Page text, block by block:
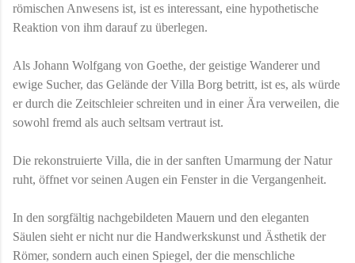
römischen Anwesens ist, ist es interessant, eine hypothetische
Reaktion von ihm darauf zu überlegen.
Als Johann Wolfgang von Goethe, der geistige Wanderer und
ewige Sucher, das Gelände der Villa Borg betritt, ist es, als würde
er durch die Zeitschleier schreiten und in einer Ära verweilen, die
sowohl fremd als auch seltsam vertraut ist.
Die rekonstruierte Villa, die in der sanften Umarmung der Natur
ruht, öffnet vor seinen Augen ein Fenster in die Vergangenheit.
In den sorgfältig nachgebildeten Mauern und den eleganten
Säulen sieht er nicht nur die Handwerkskunst und Ästhetik der
Römer, sondern auch einen Spiegel, der die menschliche